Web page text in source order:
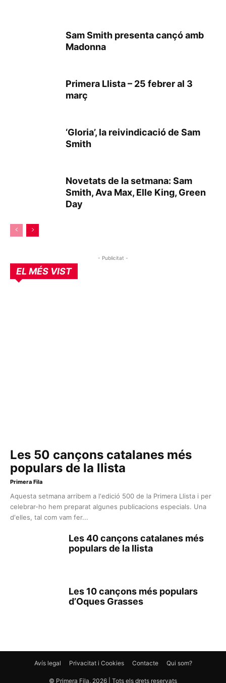
Sam Smith presenta cançó amb
Madonna
Primera Llista – 25 febrer al 3
març
‘Gloria’, la reivindicació de Sam
Smith
Novetats de la setmana: Sam
Smith, Ava Max, Elle King, Green
Day
- Publicitat -
EL MÉS VIST
Les 50 cançons catalanes més
populars de la llista
Primera Fila
Aquesta setmana arribem a l'edició 500 de la Primera Llista i per
celebrar-ho hem preparat algunes publicacions especials. Una
d'elles, tal com vam fer...
Les 40 cançons catalanes més
populars de la llista
Les 10 cançons més populars
d’Oques Grasses
Avís legal Privacitat i Cookies Contacte Qui som?
© Primera Fila, 2026 | Tots els drets reservats